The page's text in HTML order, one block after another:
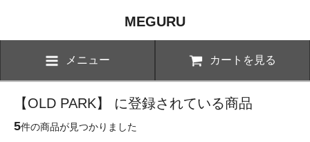
MEGURU
メニュー カートを見る
【OLD PARK】 に登録されている商品
5件の商品が見つかりました